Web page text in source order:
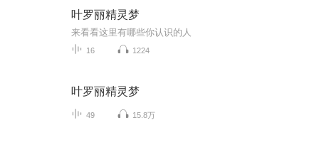
叶罗丽精灵梦
来看看这里有哪些你认识的人
16 1224
叶罗丽精灵梦
49 15.8万